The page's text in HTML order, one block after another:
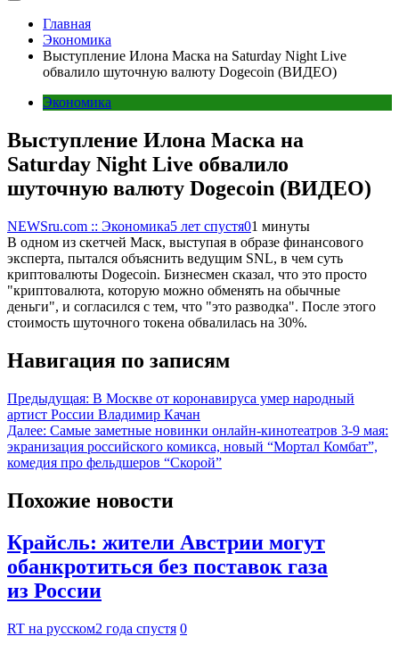
Главная
Экономика
Выступление Илона Маска на Saturday Night Live
обвалило шуточную валюту Dogecoin (ВИДЕО)
Экономика
Выступление Илона Маска на
Saturday Night Live обвалило
шуточную валюту Dogecoin (ВИДЕО)
NEWSru.com :: Экономика5 лет спустя01 минуты
В одном из скетчей Маск, выступая в образе финансового
эксперта, пытался объяснить ведущим SNL, в чем суть
криптовалюты Dogecoin. Бизнесмен сказал, что это просто
"криптовалюта, которую можно обменять на обычные
деньги", и согласился с тем, что "это разводка". После этого
стоимость шуточного токена обвалилась на 30%.
Навигация по записям
Предыдущая: В Москве от коронавируса умер народный
артист России Владимир Качан
Далее: Самые заметные новинки онлайн-кинотеатров 3-9 мая:
экранизация российского комикса, новый “Мортал Комбат”,
комедия про фельдшеров “Скорой”
Похожие новости
Крайсль: жители Австрии могут
обанкротиться без поставок газа
из России
RT на русском2 года спустя 0